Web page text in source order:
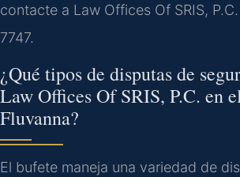
contacte a Law Offices Of SRIS,
7747.
¿Qué tipos de disputas de
Law Offices Of SRIS, P.C. en
Fluvanna?
El bufete maneja una variedad de